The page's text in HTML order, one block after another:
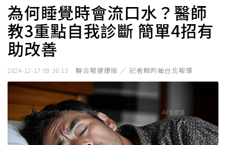
為何睡覺時會流口水？醫師
教3重點自我診斷 簡單4招有
助改善
2024-12-17 09:30:13 聯合報健康版 ／ 記者賴昀岫台北報導